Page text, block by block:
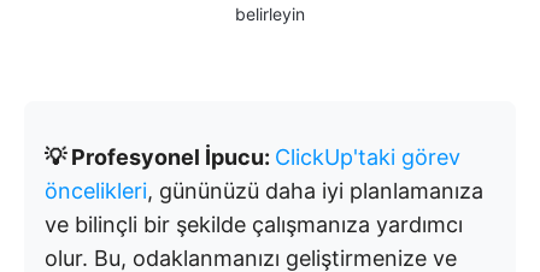
belirleyin
💡 Profesyonel İpucu: ClickUp'taki görev
öncelikleri, gününüzü daha iyi planlamanıza
ve bilinçli bir şekilde çalışmanıza yardımcı
olur. Bu, odaklanmanızı geliştirmenize ve